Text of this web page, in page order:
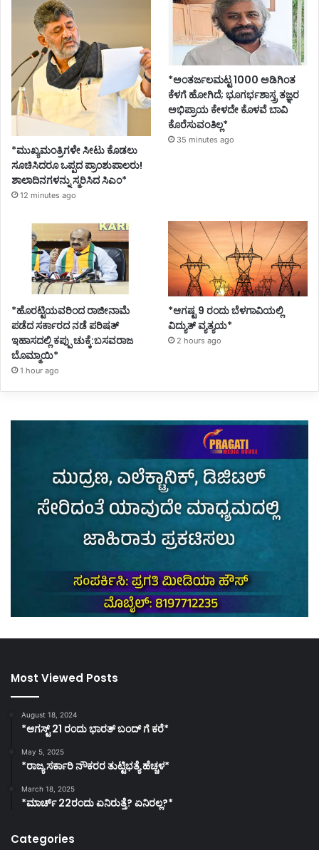
*ಮುಖ್ಯಮಂತ್ರಿಗಳೇ ಸೀಟು ಕೊಡಲು
ಸೂಚಿಸಿದರೂ ಒಪ್ಪದ ಪ್ರಾಂಶುಪಾಲರು!
ಶಾಲಾದಿನಗಳನ್ನು ಸ್ಮರಿಸಿದ ಸಿಎಂ*
12 minutes ago
*ಅಂತರ್ಜಲಮಟ್ಟ 1000 ಅಡಿಗಿಂತ
ಕೆಳಗೆ ಹೋಗಿದೆ; ಭೂಗರ್ಭಶಾಸ್ತ್ರ ತಜ್ಞರ
ಅಭಿಪ್ರಾಯ ಕೇಳದೇ ಕೊಳವೆ ಬಾವಿ
ಕೊರೆಸುವಂತಿಲ್ಲ*
35 minutes ago
*ಹೊರಟ್ಟಿಯವರಿಂದ ರಾಜೀನಾಮೆ
ಪಡೆದ ಸರ್ಕಾರದ ನಡೆ ಪರಿಷತ್
ಇಹಾಸದಲ್ಲಿ ಕಪ್ಪು ಚುಕ್ಕೆ:ಬಸವರಾಜ
ಬೊಮ್ಮಾಯಿ*
1 hour ago
*ಆಗಷ್ಟ 9 ರಂದು ಬೆಳಗಾವಿಯಲ್ಲಿ
ವಿದ್ಯುತ್ ವ್ಯತ್ಯಯ*
2 hours ago
Most Viewed Posts
August 18, 2024
*ಆಗಸ್ಟ್ 21 ರಂದು ಭಾರತ್‌ ಬಂದ್‌ ಗೆ ಕರೆ*
May 5, 2025
*ರಾಜ್ಯ ಸರ್ಕಾರಿ ನೌಕರರ ತುಟ್ಟಿಭತ್ಯೆ ಹೆಚ್ಚಳ*
March 18, 2025
*ಮಾರ್ಚ್ 22ರಂದು ಏನಿರುತ್ತೆ? ಏನಿರಲ್ಲ?*
Categories